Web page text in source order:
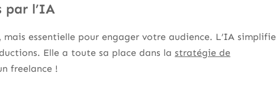
par l’IA
essentielle pour engager votre audience. L’IA simplifie
Elle a toute sa place dans la stratégie de
freelance !